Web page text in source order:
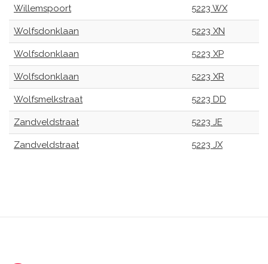
Willemspoort 5223 WX
Wolfsdonklaan 5223 XN
Wolfsdonklaan 5223 XP
Wolfsdonklaan 5223 XR
Wolfsmelkstraat 5223 DD
Zandveldstraat 5223 JE
Zandveldstraat 5223 JX